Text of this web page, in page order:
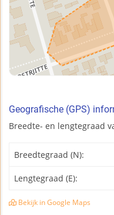
Geografische (GPS)
Breedte- en lengtegraad
Breedtegraad (N):
Lengtegraad (E):
Bekijk in Google Maps